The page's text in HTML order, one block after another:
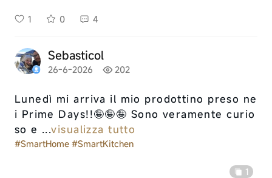
1 0 4
Sebasticol
26-6-2026 202
Lunedì mi arriva il mio prodottino preso ne
i Prime Days!!🤪🤪🤪 Sono veramente curio
so e ...visualizza tutto
#SmartHome #SmartKitchen
1